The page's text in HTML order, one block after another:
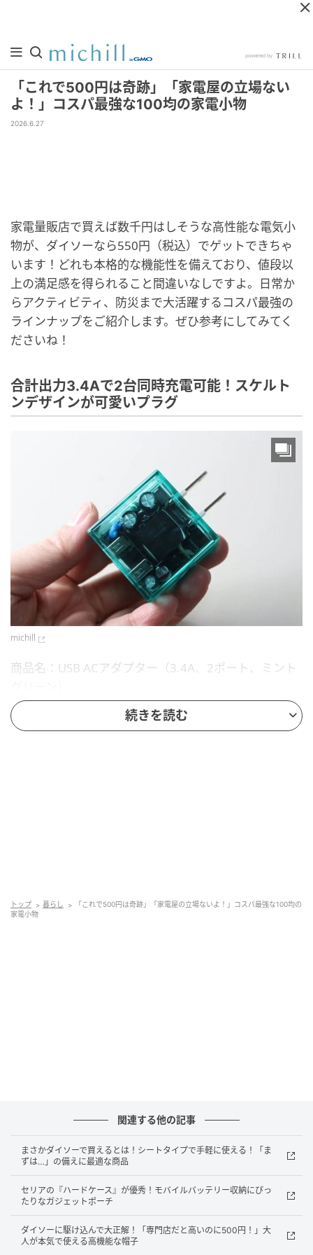
「これで500円は奇跡」「家電屋の立場ない
よ！」コスパ最強な100均の家電小物
2026.6.27
家電量販店で買えば数千円はしそうな高性能な電気小
物が、ダイソーなら550円（税込）でゲットできちゃ
います！どれも本格的な機能性を備えており、値段以
上の満足感を得られること間違いなしですよ。日常か
らアクティビティ、防災まで大活躍するコスパ最強の
ラインナップをご紹介します。ぜひ参考にしてみてく
ださいね！
合計出力3.4Aで2台同時充電可能！スケルト
ンデザインが可愛いプラグ
michill
商品名：USB ACアダプター（3.4A、2ポート、ミント
価格：￥550（税込）
ントグリーン）』の最大の特徴は、このスケルトンデ
ザイン！
さわやかなミントグリーンが目を惹き、デスク上を華
やかにしてくれます。
USBポートが2つ搭載されていて、合計出力3.4A。二台
同時充電が可能なので、スマホとBluetoothイヤホンな
続きを読む
トップ 暮らし
「これで500円は奇跡」「家電屋の立場ないよ！」コスパ最強な100均の
家電小物
関連する他の記事
まさかダイソーで買えるとは！シートタイプで手軽に使える！「ま
ずは…」の備えに最適な商品
セリアの『ハードケース』が優秀！モバイルバッテリー収納にぴっ
たりなガジェットポーチ
ダイソーに駆け込んで大正解！「専門店だと高いのに500円！」大
人が本気で使える高機能な帽子